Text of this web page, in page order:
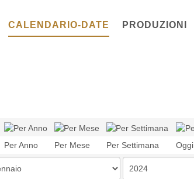
CALENDARIO-DATE PRODUZIONI
Per Anno Per Mese Per Settimana Oggi